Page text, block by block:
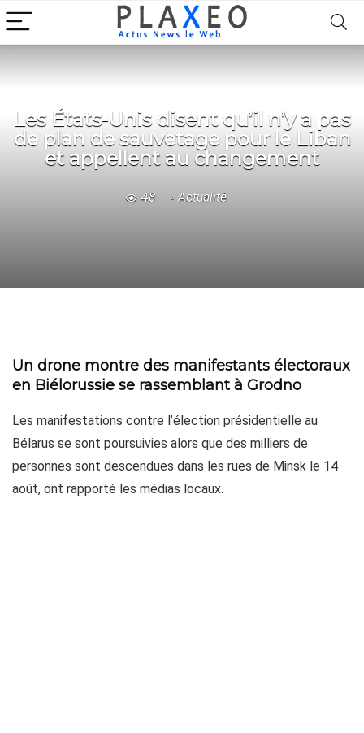
Les États-Unis disent qu’il n’y a pas
de plan de sauvetage pour le Liban
et appellent au changement
48 Actualité
Un drone montre des manifestants électoraux
en Biélorussie se rassemblant à Grodno
Les manifestations contre l’élection présidentielle au
Bélarus se sont poursuivies alors que des milliers de
personnes sont descendues dans les rues de Minsk le 14
août, ont rapporté les médias locaux.